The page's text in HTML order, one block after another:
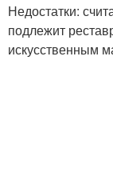
Недостатки:
подлежит
искусственным